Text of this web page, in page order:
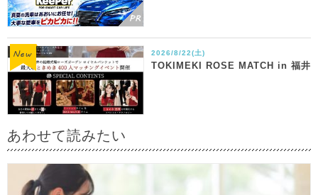
2026/8/22(土)
TOKIMEKI ROSE MATCH in 福井
あわせて読みたい